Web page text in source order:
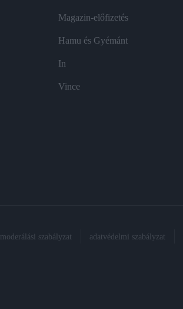
Magazin-előfizetés
Hamu és Gyémánt
In
Vince
moderálási szabályzat adatvédelmi szabályzat